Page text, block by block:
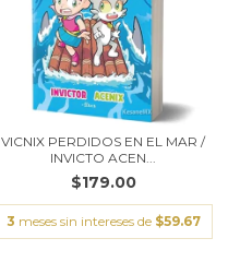
VICNIX PERDIDOS EN EL MAR /
INVICTO ACEN...
$179.00
3 meses sin intereses de $59.67